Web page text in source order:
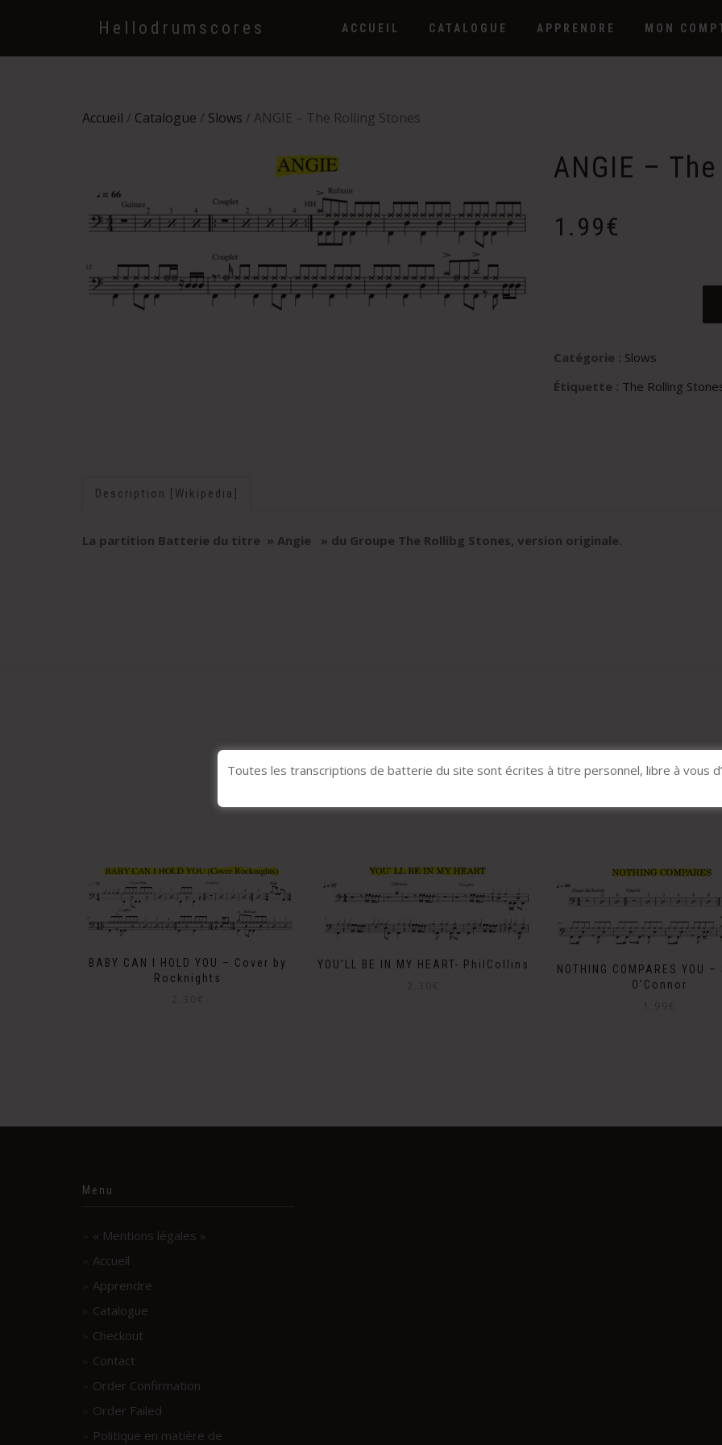
Hellodrumscores ACCUEIL CATALOGUE APPRENDRE MON
Accueil / Catalogue / Slows / ANGIE – The Rolling Stones
ANGIE –
1.99€
Catégorie : Slows
Étiquette : The Rolling
Description [Wikipedia]
La partition Batterie du titre » Angie » du Groupe The Rollibg Stones, version originale.
Produits apparentés
BABY CAN I HOLD YOU – Cover by
Rocknights
YOU’LL BE IN MY HEART- PhilCollins
NOTHING COMPARES YOU
O’Connor
Menu
« Mentions légales »
Accueil
Apprendre
Catalogue
Checkout
Contact
Order Confirmation
Order Failed
Politique en matière de
Toutes les transcriptions de batterie du site sont écrites à titre personnel, libre à vous